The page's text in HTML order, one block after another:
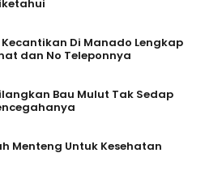
Di Manado Lengkap
dan No Teleponnya
Bau Mulut Tak Sedap
Menteng Untuk Kesehatan